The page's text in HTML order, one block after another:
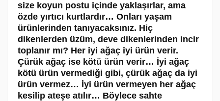
size koyun postu içinde yaklaşırlar, ama
özde yırtıcı kurtlardır… Onları yaşam
ürünlerinden tanıyacaksınız. Hiç
dikenlerden üzüm, deve dikenlerinden incir
toplanır mı? Her iyi ağaç iyi ürün verir.
Çürük ağaç ise kötü ürün verir… İyi ağaç
kötü ürün vermediği gibi, çürük ağaç da iyi
ürün vermez… İyi ürün vermeyen her ağaç
kesilip ateşe atılır… Böylece sahte